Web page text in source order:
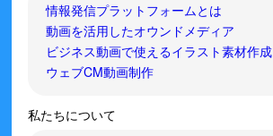
情報発信プラットフォームとは
動画を活用したオウンドメディア
ビジネス動画で使えるイラスト素材作成
ウェブCM動画制作
私たちについて